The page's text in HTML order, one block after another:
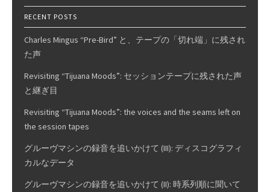
RECENT POSTS
Charles Mingus “Pre-Bird” と、テープの「切れ端」に残され
た声
Revisiting “Tijuana Moods”: セッションテープに残された声
と継ぎ目
Revisiting “Tijuana Moods”: the voices and the seams left on
the session tapes
グルーヴマシンの録音を追いかけて (III): ディスコグラフィ
カルなデータ
グルーヴマシンの録音を追いかけて (II): 時系列順に聞いて